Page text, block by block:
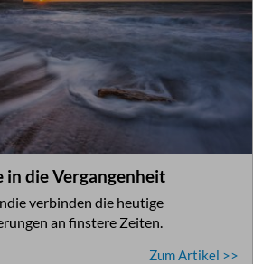
in die Vergangenheit
verbinden die heutige
an finstere Zeiten.
Zum Artikel >>